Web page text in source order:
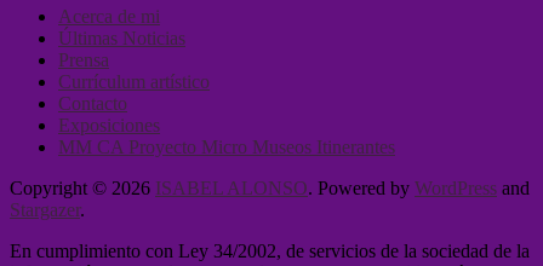
Acerca de mi
Últimas Noticias
Prensa
Currículum artístico
Contacto
Exposiciones
MM CA Proyecto Micro Museos Itinerantes
Copyright © 2026 ISABEL ALONSO. Powered by WordPress and
Stargazer.
En cumplimiento con Ley 34/2002, de servicios de la sociedad de la